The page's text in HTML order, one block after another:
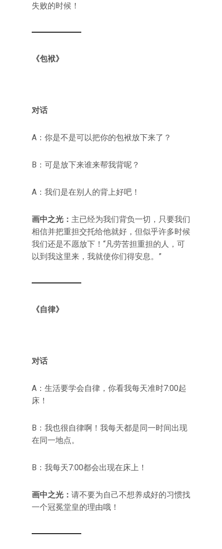
失败的时候！
《包袱》
对话
A：你是不是可以把你的包袱放下来了？
B：可是放下来谁来帮我背呢？
A：我们是在别人的背上好吧！
画中之光： 主已经为我们背负一切，只要我们
相信并把重担交托给他就好，但似乎许多时候
我们还是不愿放下！“凡劳苦担重担的人，可
以到我这里来，我就使你们得安息。”
《自律》
对话
A：生活要学会自律，你看我每天准时7:00起
床！
B：我也很自律啊！我每天都是同一时间出现
在同一地点。
B：我每天7:00都会出现在床上！
画中之光： 请不要为自己不想养成好的习惯找
一个冠冕堂皇的理由哦！